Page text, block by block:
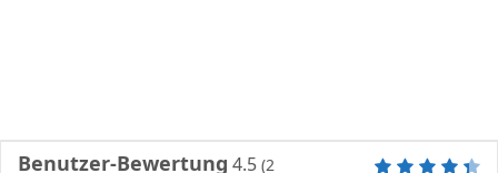
Benutzer-Bewertung 4.5 (2